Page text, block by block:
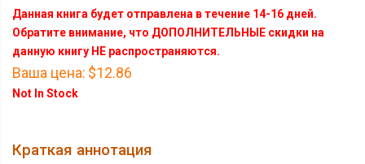
Данная книга будет отправлена в течение 14-16 дней.
Обратите внимание, что ДОПОЛНИТЕЛЬНЫЕ скидки на
данную книгу НЕ распространяются.
Ваша цена: $12.86
Not In Stock
Краткая аннотация